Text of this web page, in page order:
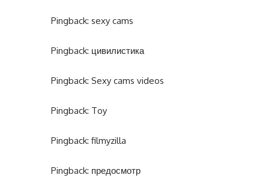
Pingback: sexy cams
Pingback: цивилистика
Pingback: Sexy cams videos
Pingback: Toy
Pingback: filmyzilla
Pingback: предосмотр